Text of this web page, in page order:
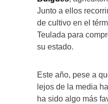
Junto a ellos
de cultivo en el
Teulada para
su estado.
Este año, pese a
lejos de la media
ha sido algo más